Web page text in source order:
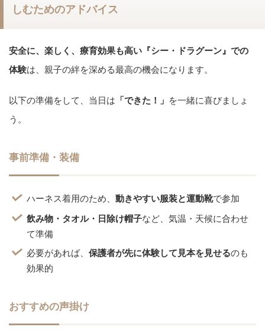
しむためのアドバイス
体験 は、親子の絆を深める最高の機会になります。
う。
事前準備・装備
ハーネス着用のため、
飲み物・タオル・日除け帽子など、気温・天候に合わせ
て準備
効果的